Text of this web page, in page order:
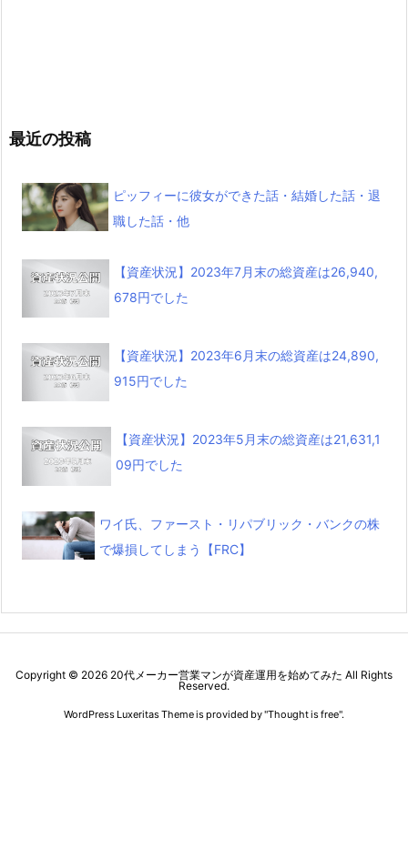
最近の投稿
ピッフィーに彼女ができた話・結婚した話・退
職した話・他
【資産状況】2023年7月末の総資産は26,940,
678円でした
【資産状況】2023年6月末の総資産は24,890,
915円でした
【資産状況】2023年5月末の総資産は21,631,1
09円でした
ワイ氏、ファースト・リパブリック・バンクの株
で爆損してしまう【FRC】
Copyright © 2026 20代メーカー営業マンが資産運用を始めてみた All Rights
Reserved.
WordPress Luxeritas Theme is provided by "Thought is free".